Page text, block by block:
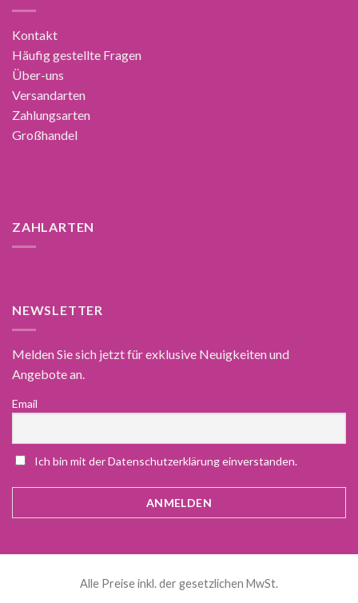
Kontakt
Häufig gestellte Fragen
Über-uns
Versandarten
Zahlungsarten
Großhandel
ZAHLARTEN
NEWSLETTER
Melden Sie sich jetzt für exklusive Neuigkeiten und
Angebote an.
Email
Ich bin mit der Datenschutzerklärung einverstanden.
Alle Preise inkl. der gesetzlichen MwSt.